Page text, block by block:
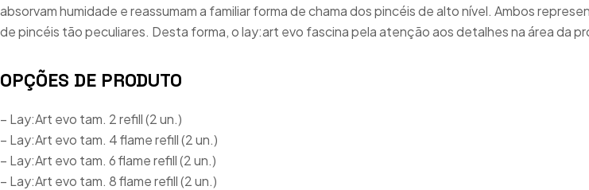
Dentes
Flexível
Fornos de Pré-Aquecimento
absorvam humidade e reassumam a familiar forma de chama dos pincéis de alto nível. Ambos
de pincéis tão peculiares. Desta forma, o lay:art evo fascina pela atenção aos detalhes na área da
OPÇÕES DE PRODUTO
– Lay:Art evo tam. 2 refill (2 un.)
– Lay:Art evo tam. 4 flame refill (2 un.)
– Lay:Art evo tam. 6 flame refill (2 un.)
– Lay:Art evo tam. 8 flame refill (2 un.)